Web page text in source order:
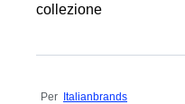
collezione
Per Italianbrands